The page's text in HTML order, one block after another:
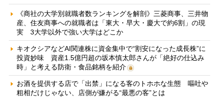
《商社の大学別就職者数ランキングを解剖》三菱商事、三井物
産、住友商事への就職者は「東大・早大・慶大で約6割」の現
実 3大学以外で強い大学はどこか
キオクシアなどAI関連株に資金集中で“割安になった成長株”に
投資妙味 資産1.5億円超の坂本慎太郎さんが「絶好の仕込み
時」と考える防衛・食品銘柄を紹介
お酒を提供する店で「出禁」になる客のトホホな生態 嘔吐や
粗相だけじゃない、店側が嫌がる“最悪の客”とは